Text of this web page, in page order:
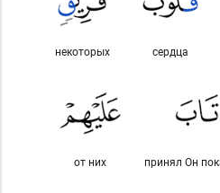
сердца
некоторых
принял Он
от них